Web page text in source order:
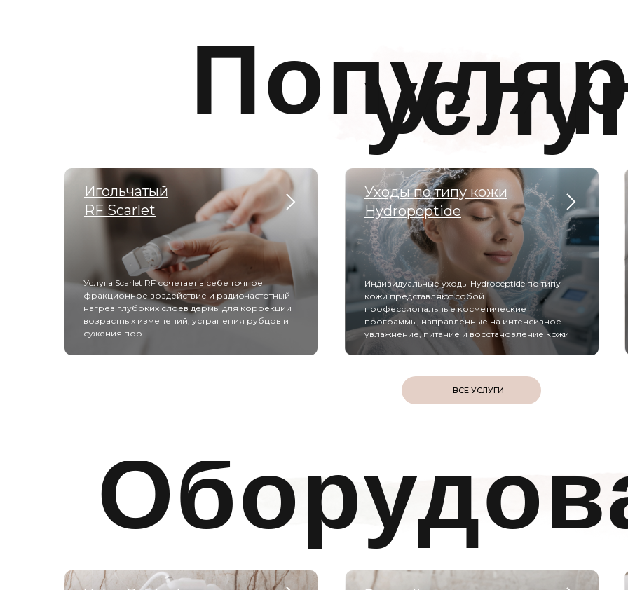
ВСЕ УСЛУГИ
Индивидуальные уходы Hydropeptide по типу
кожи представляют собой
профессиональные косметические
программы, направленные на интенсивное
увлажнение, питание и восстановление кожи
Уходы по типу кожи
Hydropeptide
Услуга Scarlet RF сочетает в себе точное
фракционное воздействие и радиочастотный
нагрев глубоких слоев дермы для коррекции
возрастных изменений, устранения рубцов и
сужения пор
Игольчатый
RF Scarlet